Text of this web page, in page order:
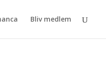
Bliv medlem